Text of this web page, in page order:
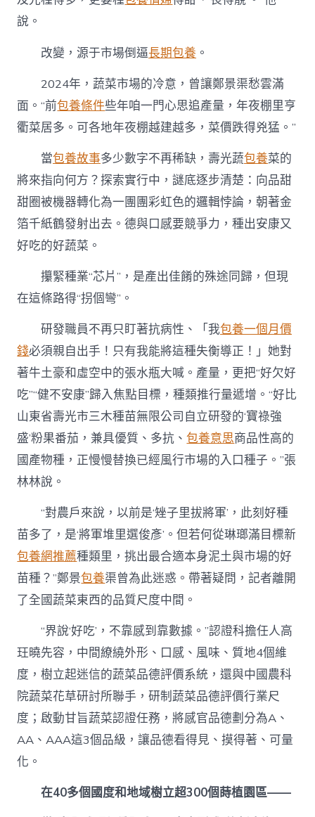
說。
改變，源于市場倒逼長期包養 。
2024年，蔬菜市場的冷意，曾讓鄭景渠愁雲滿
面。“前包養條件些年咱一門心思追產量，年夜棚里亨
衢菜居多。可各地年夜棚越建越多，菜價跌得兇猛。”
當包養故事多少數字不再稀缺，壽光蔬包養菜的
將來指向何方？探索實行中，謎底逐步清楚：向品甜
甜圈被機器轉化為一團團彩虹色的邏輯悖論，朝著金
箔千紙鶴發射出去。德與口感要競爭力，種出安康又
好吃的好蔬菜。
攥緊種業“芯片”，是產出佳餚的殊途同歸，但現
在這條路得“拐個彎”。
研發職員不再只盯著抗病性、「我包養一個月價
錢必須親自出手！只有我能將這種失衡導正！」她對
著牛土豪和虛空中的張水瓶大喊。產量，更把“好欠好
吃”“健不安康”歸入焦點目標，種類推行量遞增。“好比
山東省壽光市三木種苗無限公司自立研發的‘寶祿強
盛’粉果番茄，兼具優質、多抗、包養意思商品性高的
國產物種，正慢慢替換已經風行市場的入口種子。”張
林林說。
“對農戶來說，以前是‘矬子里拔將軍’，此刻好種
苗多了，是‘將軍堆里選俊彥’。但若何從琳瑯滿目標新
包養網推薦種類里，挑出最合適本身泥土與市場的好
苗種？”鄭景包養渠曾為此迷惑。帶著疑問，記者離開
了全國蔬菜東西的品質尺度中間。
“界說‘好吃’，不靠感到靠數據。”認證科擔任人高
玨曉先容，中間繚繞外形、口感、風味、質地4個維
度，樹立起迷信的蔬菜品德評價系統，還與中國農科
院蔬菜花草研討所聯手，研制蔬菜品德評價行業尺
度；啟動甘旨蔬菜認證任務，將感官品德劃分為A、
AA、AAA這3個品級，讓品德看得見、摸得著、可量
化。
在40多個國度和地域樹立超300個蒔植園區——